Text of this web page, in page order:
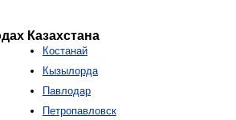
Казахстана
Костанай
Кызылорда
Павлодар
Петропавловск